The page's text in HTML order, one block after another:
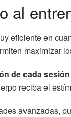
al
eficiente en
maximizar
de cada sesión
reciba el
avanzadas,